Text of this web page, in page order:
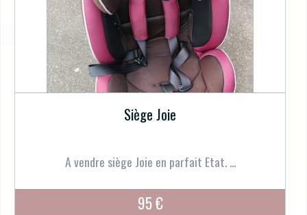
Siège Joie
A vendre siège Joie en parfait Etat. ...
95 €